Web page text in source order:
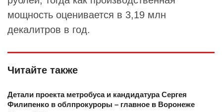
мощность оценивается в 3,19 млн
декалитров в год.
Читайте также
Детали проекта метробуса и кандидатура Сергея
Филипенко в облпрокуроры – главное в Воронеже